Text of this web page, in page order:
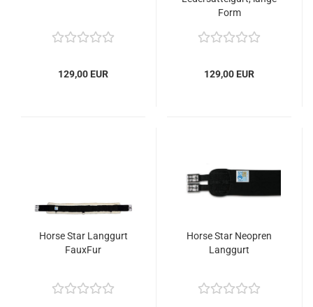
129,00 EUR
Form
129,00 EUR
Horse Star Langgurt
FauxFur
Horse Star Neopren
Langgurt